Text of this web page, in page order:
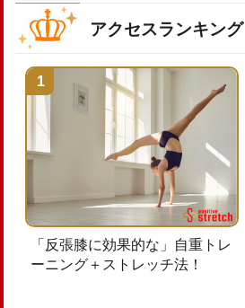
アクセスランキング
「反張膝に効果的な」自重トレ
ーニング＋ストレッチ法！